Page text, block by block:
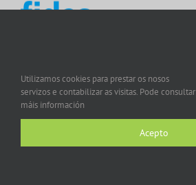
Utilizamos cookies para prestar os nosos
servizos e contabilizar as visitas. Pode consultar
máis información
Acepto